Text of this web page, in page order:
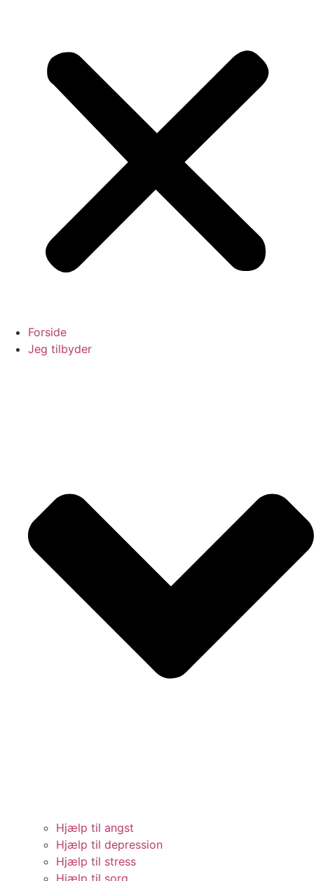
Forside
Jeg tilbyder
Hjælp til angst
Hjælp til depression
Hjælp til stress